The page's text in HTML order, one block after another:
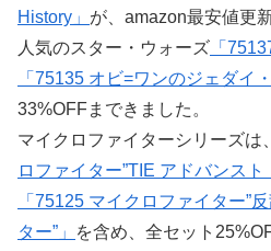
History」 が、amazon最安値更
人気のスター・ウォーズ 「
「75135 オビ=ワンのジェダイ
33%OFFまできました。
マイクロファイターシリーズは
ロファイター”TIE アドバンスト
「75125 マイクロファイター”
ター”」
を含め、全セット